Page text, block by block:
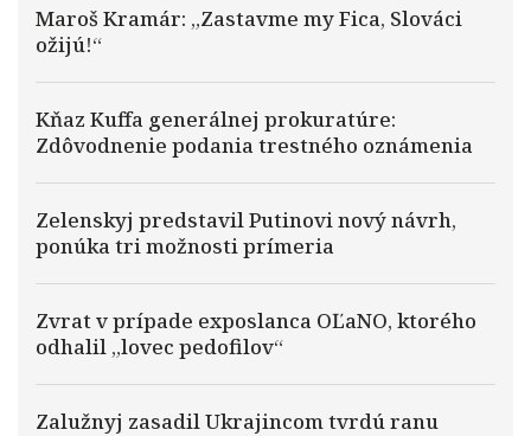
Maroš Kramár: „Zastavme my Fica, Slováci
ožijú!“
Kňaz Kuffa generálnej prokuratúre:
Zdôvodnenie podania trestného oznámenia
Zelenskyj predstavil Putinovi nový návrh,
ponúka tri možnosti prímeria
Zvrat v prípade exposlanca OĽaNO, ktorého
odhalil „lovec pedofilov“
Zalužnyj zasadil Ukrajincom tvrdú ranu